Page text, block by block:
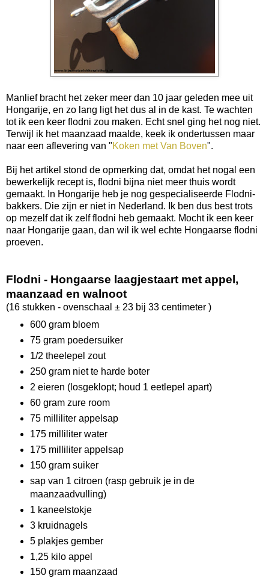
Manlief bracht het zeker meer dan 10 jaar geleden mee uit
Hongarije, en zo lang ligt het dus al in de kast. Te wachten
tot ik een keer flodni zou maken. Echt snel ging het nog niet.
Terwijl ik het maanzaad maalde, keek ik ondertussen maar
naar een aflevering van "Koken met Van Boven".
Bij het artikel stond de opmerking dat, omdat het nogal een
bewerkelijk recept is, flodni bijna niet meer thuis wordt
gemaakt. In Hongarije heb je nog gespecialiseerde Flodni-
bakkers. Die zijn er niet in Nederland. Ik ben dus best trots
op mezelf dat ik zelf flodni heb gemaakt. Mocht ik een keer
naar Hongarije gaan, dan wil ik wel echte Hongaarse flodni
proeven.
Flodni - Hongaarse laagjestaart met appel,
maanzaad en walnoot
(16 stukken - ovenschaal ± 23 bij 33 centimeter )
600 gram bloem
75 gram poedersuiker
1/2 theelepel zout
250 gram niet te harde boter
2 eieren (losgeklopt; houd 1 eetlepel apart)
60 gram zure room
75 milliliter appelsap
175 milliliter water
175 milliliter appelsap
150 gram suiker
sap van 1 citroen (rasp gebruik je in de
maanzaadvulling)
1 kaneelstokje
3 kruidnagels
5 plakjes gember
1,25 kilo appel
150 gram maanzaad